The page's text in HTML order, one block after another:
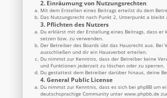
2. Einräumung von Nutzungsrechten
Mit dem Erstellen eines Beitrags erteilst du dem
Das Nutzungsrecht nach Punkt 2, Unterpunkt a
3. Pflichten des Nutzers
Du erklärst mit der Erstellung eines Beitrags, dass
setzen bzw. zu verwenden.
Der Betreiber des Boards übt das Hausrecht aus.
ausschließen und dir ein Hausverbot erteilen.
Du nimmst zur Kenntnis, dass der Betreiber keine
und Funktionen jederzeit zu löschen oder zu sperren.
Du gestattest dem Betreiber darüber hinaus, deine
4. General Public License
Du nimmst zur Kenntnis, dass es sich bei phpBB um
deutschsprachige Community unter www.phpbb.de